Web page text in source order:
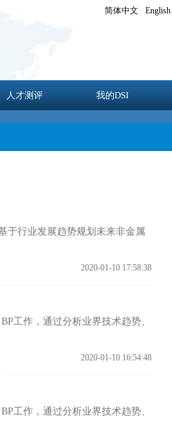
简体中文 English
人才测评 我的DSI
于行业发展趋势规划未来非金属
2020-01-10 17:58:38
工作，通过分析业界技术趋势、
2020-01-10 16:54:48
工作，通过分析业界技术趋势、